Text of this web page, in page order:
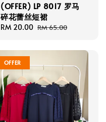
(OFFER) LP 8017 罗马
碎花蕾丝短裙
Sale
RM 20.00 Regular
RM 65.00
OFFER